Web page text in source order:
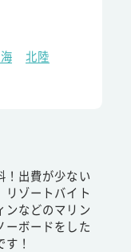
北陸
！出費が少ない
リゾートバイト
ンなどのマリン
ーボードをした
！